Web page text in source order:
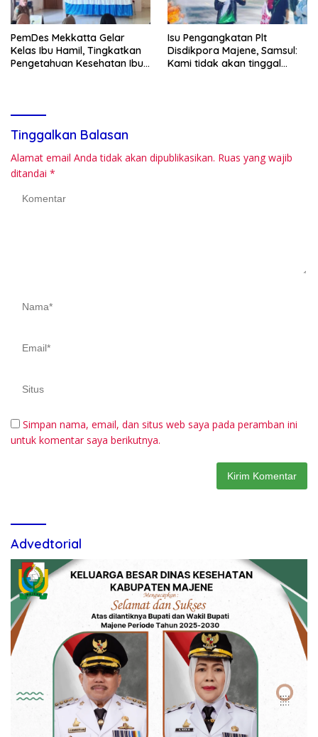
PemDes Mekkatta Gelar
Kelas Ibu Hamil, Tingkatkan
Pengetahuan Kesehatan Ibu
Isu Pengangkatan Plt
Disdikpora Majene, Samsul:
Kami tidak akan tinggal
Tinggalkan Balasan
Alamat email Anda tidak akan dipublikasikan. Ruas yang wajib
ditandai *
Simpan nama, email, dan situs web saya pada peramban ini
untuk komentar saya berikutnya.
Advedtorial